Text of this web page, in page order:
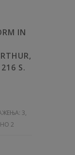
IN
S.
3,
2